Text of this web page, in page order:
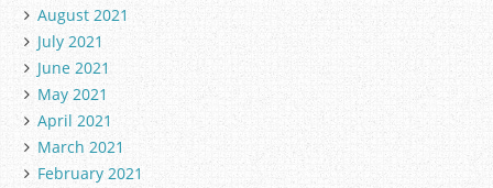
August 2021
July 2021
June 2021
May 2021
April 2021
March 2021
February 2021